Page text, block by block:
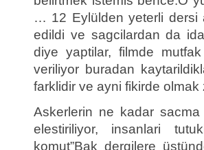
… 12 Eylülden yeterli dersi
edildi ve sagcilardan da
diye yaptilar, filmde
veriliyor buradan
farklidir ve ayni fikirde
Askerlerin ne kadar
elestiriliyor, insanlari
komut”Bak dergilere